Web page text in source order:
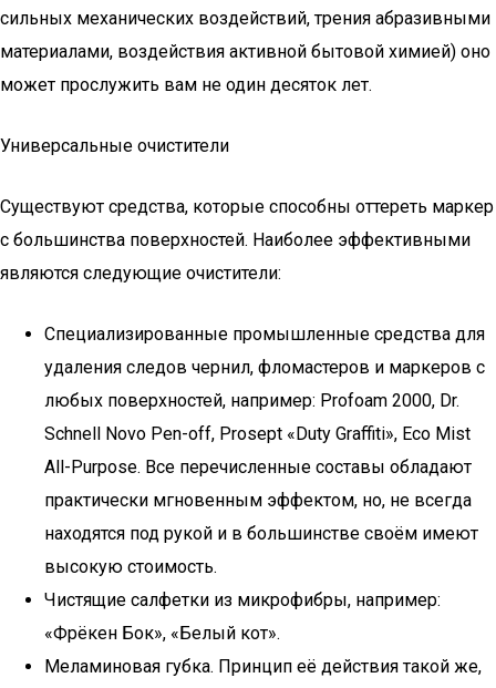
сильных механических воздействий, трения абразивными
материалами, воздействия активной бытовой химией) оно
может прослужить вам не один десяток лет.
Универсальные очистители
Существуют средства, которые способны оттереть маркер
с большинства поверхностей. Наиболее эффективными
являются следующие очистители:
Специализированные промышленные средства для
удаления следов чернил, фломастеров и маркеров с
любых поверхностей, например: Profoam 2000, Dr.
Schnell Novo Pen-off, Prosept «Duty Graffiti», Eco Mist
All-Purpose. Все перечисленные составы обладают
практически мгновенным эффектом, но, не всегда
находятся под рукой и в большинстве своём имеют
высокую стоимость.
Чистящие салфетки из микрофибры, например:
«Фрёкен Бок», «Белый кот».
Меламиновая губка. Принцип её действия такой же,